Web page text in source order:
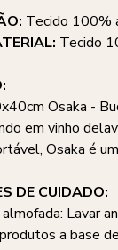
Tecido 100%
Tecido
Osaka -
em vinho
Osaka é
DE CUIDADO:
Lavar
a base